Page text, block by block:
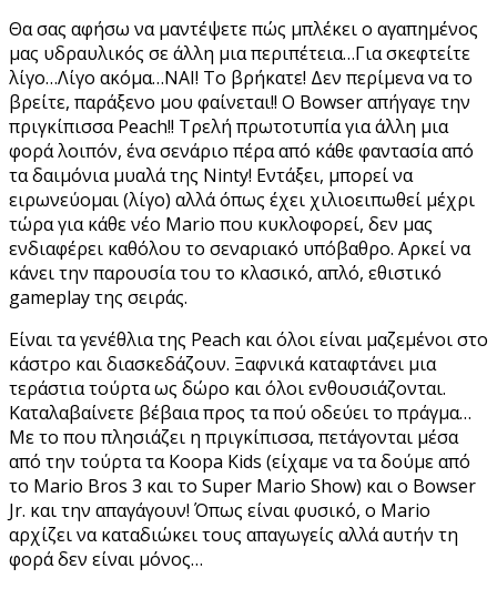
Θα σας αφήσω να μαντέψετε πώς μπλέκει ο αγαπημένος
μας υδραυλικός σε άλλη μια περιπέτεια…Για σκεφτείτε
λίγο…Λίγο ακόμα…ΝΑΙ! Το βρήκατε! Δεν περίμενα να το
βρείτε, παράξενο μου φαίνεται!! Ο Bowser απήγαγε την
πριγκίπισσα Peach!! Τρελή πρωτοτυπία για άλλη μια
φορά λοιπόν, ένα σενάριο πέρα από κάθε φαντασία από
τα δαιμόνια μυαλά της Ninty! Εντάξει, μπορεί να
ειρωνεύομαι (λίγο) αλλά όπως έχει χιλιοειπωθεί μέχρι
τώρα για κάθε νέο Mario που κυκλοφορεί, δεν μας
ενδιαφέρει καθόλου το σεναριακό υπόβαθρο. Αρκεί να
κάνει την παρουσία του το κλασικό, απλό, εθιστικό
gameplay της σειράς.
Είναι τα γενέθλια της Peach και όλοι είναι μαζεμένοι στο
κάστρο και διασκεδάζουν. Ξαφνικά καταφτάνει μια
τεράστια τούρτα ως δώρο και όλοι ενθουσιάζονται.
Καταλαβαίνετε βέβαια προς τα πού οδεύει το πράγμα…
Με το που πλησιάζει η πριγκίπισσα, πετάγονται μέσα
από την τούρτα τα Koopa Kids (είχαμε να τα δούμε από
το Mario Bros 3 και το Super Mario Show) και ο Bowser
Jr. και την απαγάγουν! Όπως είναι φυσικό, ο Mario
αρχίζει να καταδιώκει τους απαγωγείς αλλά αυτήν τη
φορά δεν είναι μόνος…